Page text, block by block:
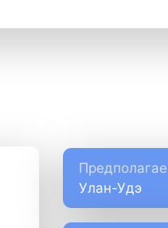
Улан-Удэ